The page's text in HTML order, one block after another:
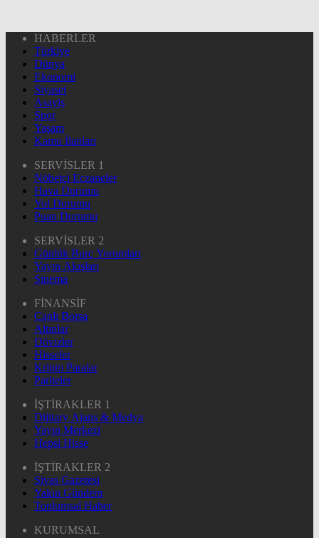
HABERLER
Türkiye
Dünya
Ekonomi
Siyaset
Asayiş
Spor
Yaşam
Kamu İlanları
SERVİSLER 1
Nöbetçi Eczaneler
Hava Durumu
Yol Durumu
Puan Durumu
SERVİSLER 2
Günlük Burç Yorumları
Yayın Akışları
Sinema
FİNANSİF
Canlı Borsa
Altınlar
Dövizler
Hisseler
Kripto Paralar
Pariteler
İŞTİRAKLER 1
Dijitary Ajans & Medya
Yayın Merkezi
Hepsi Hisse
İŞTİRAKLER 2
Sivas Gazetesi
Yakın Gündem
Toplumsal Haber
KURUMSAL